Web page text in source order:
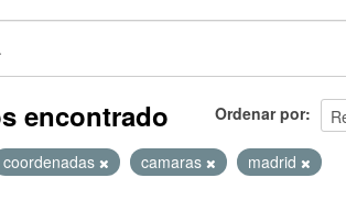
Ordenar por
encontrado
coordenadas camaras madrid